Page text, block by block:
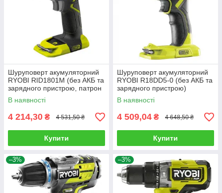
Шуруповерт акумуляторний
RYOBI RID1801M (без АКБ та
зарядного пристрою, патрон
під біту)
В наявності
4 214,30 ₴ 4 531,50 ₴
Купити
Шуруповерт акумуляторний
RYOBI R18DD5-0 (без АКБ та
зарядного пристрою)
В наявності
4 509,04 ₴ 4 648,50 ₴
Купити
–3% –3%